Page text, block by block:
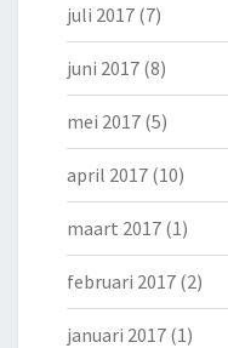
juli 2017 (7)
juni 2017 (8)
mei 2017 (5)
april 2017 (10)
maart 2017 (1)
februari 2017 (2)
januari 2017 (1)